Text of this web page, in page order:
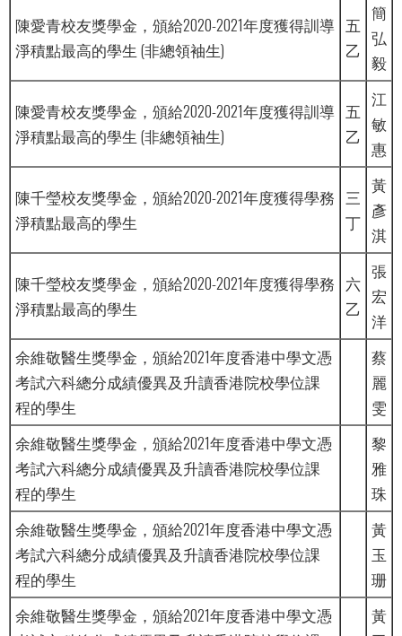
陳愛青校友獎學金，頒給2020-2021年度獲得訓導
淨積點最高的學生 (非總領袖生)
五
乙
簡
弘
毅
陳愛青校友獎學金，頒給2020-2021年度獲得訓導
淨積點最高的學生 (非總領袖生)
五
乙
江
敏
惠
陳千瑩校友獎學金，頒給2020-2021年度獲得學務
淨積點最高的學生
三
丁
黃
彥
淇
陳千瑩校友獎學金，頒給2020-2021年度獲得學務
淨積點最高的學生
六
乙
張
宏
洋
余維敬醫生獎學金，頒給2021年度香港中學文憑
考試六科總分成績優異及升讀香港院校學位課
程的學生
蔡
麗
雯
余維敬醫生獎學金，頒給2021年度香港中學文憑
考試六科總分成績優異及升讀香港院校學位課
程的學生
黎
雅
珠
余維敬醫生獎學金，頒給2021年度香港中學文憑
考試六科總分成績優異及升讀香港院校學位課
程的學生
黃
玉
珊
余維敬醫生獎學金，頒給2021年度香港中學文憑
黃